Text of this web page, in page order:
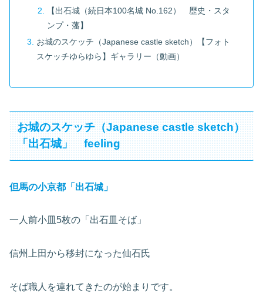
【出石城（続日本100名城 No.162） 歴史・スタ
ンプ・藩】
お城のスケッチ（Japanese castle sketch）【フォト
スケッチゆらゆら】ギャラリー（動画）
お城のスケッチ（Japanese castle sketch）
「出石城」 feeling
但馬の小京都「出石城」
一人前小皿5枚の「出石皿そば」
信州上田から移封になった仙石氏
そば職人を連れてきたのが始まりです。